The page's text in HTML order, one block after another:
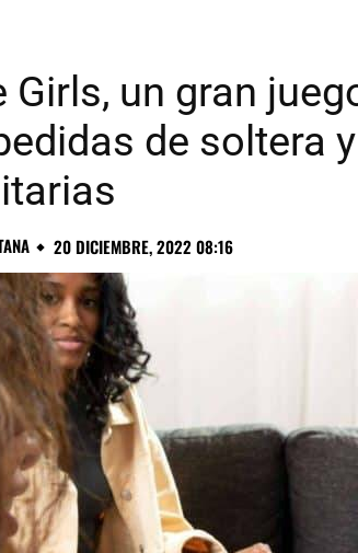
Girls, un gran
de soltera
20 DICIEMBRE, 2022 08:16